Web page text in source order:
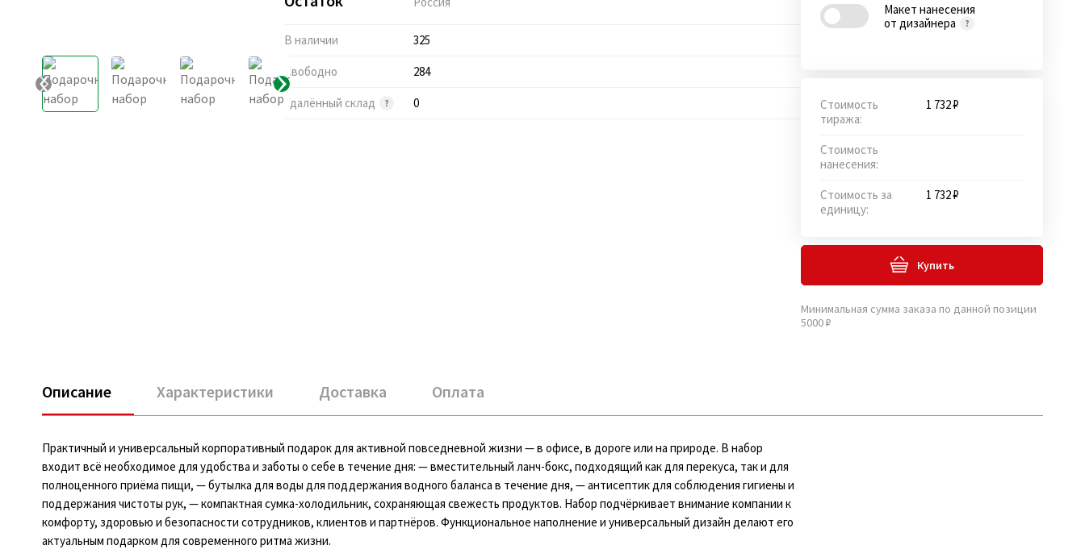
В наличии 325
Свободно 284
Удалённый склад 0
Макет нанесения
от дизайнера
Стоимость
тиража:
1 732 ₽
Стоимость
нанесения:
Стоимость за
единицу:
1 732 ₽
Купить
Минимальная сумма заказа по данной позиции
5000 ₽
Описание Характеристики Доставка Оплата
Практичный и универсальный корпоративный подарок для активной повседневной жизни — в офисе, в дороге или на природе. В набор
входит всё необходимое для удобства и заботы о себе в течение дня: — вместительный ланч-бокс, подходящий как для перекуса, так и для
полноценного приёма пищи, — бутылка для воды для поддержания водного баланса в течение дня, — антисептик для соблюдения гигиены и
поддержания чистоты рук, — компактная сумка-холодильник, сохраняющая свежесть продуктов. Набор подчёркивает внимание компании к
комфорту, здоровью и безопасности сотрудников, клиентов и партнёров. Функциональное наполнение и универсальный дизайн делают его
актуальным подарком для современного ритма жизни.